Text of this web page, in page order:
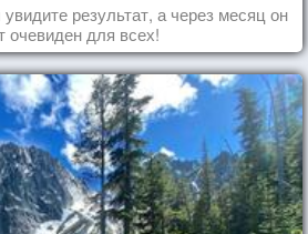
результат, а через месяц он
очевиден для всех!